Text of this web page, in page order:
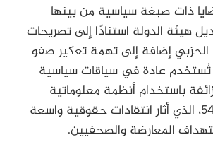
ذات صبغة سياسية من بينها
هيئة الدولة استنادًا إلى تصريحات
إضافة إلى تهمة تعكير صفو
تُستخدم عادة في سياقات سياسية
باستخدام أنظمة معلوماتية
بموجب المرسوم 54، الذي أثار انتقادات حقوقية واسعة
المعارضة والصحفيين.